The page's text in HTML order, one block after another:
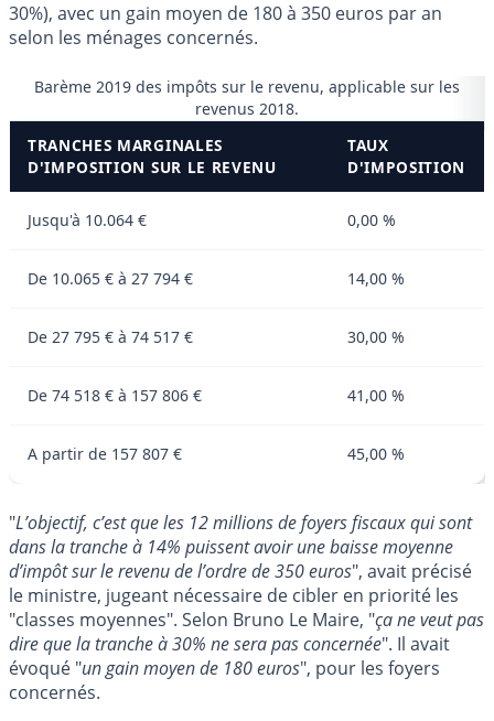
30%), avec un gain moyen de 180 à 350 euros par an
selon les ménages concernés.
Barème 2019 des impôts sur le revenu, applicable sur les
revenus 2018.
TRANCHES MARGINALES
D'IMPOSITION SUR LE REVENU
TAUX
D'IMPOSITION
Jusqu'à 10.064 € 0,00 %
De 10.065 € à 27 794 € 14,00 %
De 27 795 € à 74 517 € 30,00 %
De 74 518 € à 157 806 € 41,00 %
A partir de 157 807 € 45,00 %
"L’objectif, c’est que les 12 millions de foyers fiscaux qui sont
dans la tranche à 14% puissent avoir une baisse moyenne
d’impôt sur le revenu de l’ordre de 350 euros", avait précisé
le ministre, jugeant nécessaire de cibler en priorité les
"classes moyennes". Selon Bruno Le Maire, "ça ne veut pas
dire que la tranche à 30% ne sera pas concernée". Il avait
évoqué "un gain moyen de 180 euros", pour les foyers
concernés.